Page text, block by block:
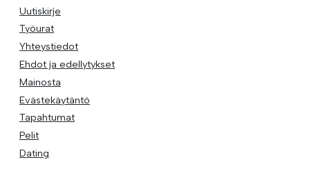
Uutiskirje
Työurat
Yhteystiedot
Ehdot ja edellytykset
Mainosta
Evästekäytäntö
Tapahtumat
Pelit
Dating